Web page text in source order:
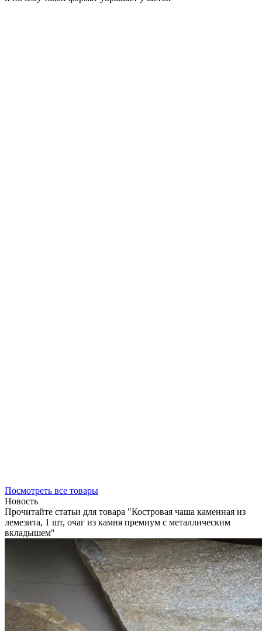
Посмотреть все товары
Новость
Прочитайте статьи для товара "Костровая чаша каменная из
лемезита, 1 шт, очаг из камня премиум с металлическим
вкладышем"